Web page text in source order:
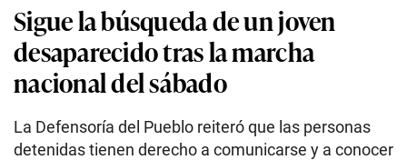
Sigue la búsqueda de un joven
desaparecido tras la marcha
nacional del sábado
La Defensoría del Pueblo reiteró que las personas
detenidas tienen derecho a comunicarse y a conocer